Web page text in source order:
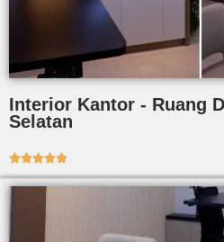
Interior Kantor - Ruang
Selatan
